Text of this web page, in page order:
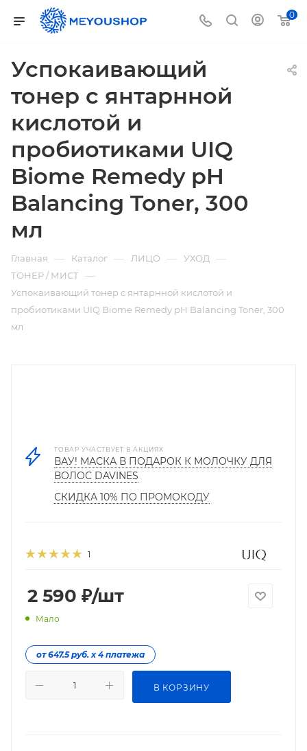
0
Успокаивающий
тонер c янтарнной
кислотой и
пробиотиками UIQ
Biome Remedy pH
Balancing Toner, 300
мл
Главная — Каталог — ЛИЦО — УХОД —
ТОНЕР / МИСТ —
Успокаивающий тонер c янтарнной кислотой и
пробиотиками UIQ Biome Remedy pH Balancing Toner, 300
мл
ТОВАР УЧАСТВУЕТ В АКЦИЯХ
ВАУ! МАСКА В ПОДАРОК К МОЛОЧКУ ДЛЯ
ВОЛОС DAVINES
СКИДКА 10% ПО ПРОМОКОДУ
1
2 590 ₽/шт
Мало
от 647.5 руб. х 4 платежа
В КОРЗИНУ